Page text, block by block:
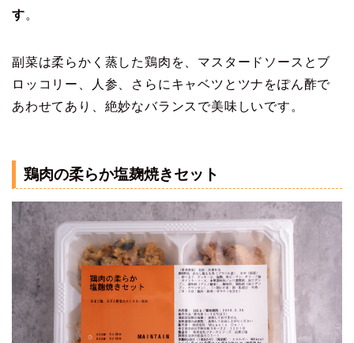
す。
副菜は柔らかく蒸した鶏肉を、マスタードソースとブ
ロッコリー、人参、さらにキャベツとツナをぽん酢で
あわせてあり、絶妙なバランスで美味しいです。
鶏肉の柔らか塩麹焼きセット